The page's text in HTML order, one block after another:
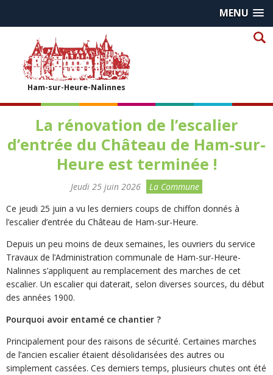
MENU
Ham-sur-Heure-Nalinnes
La rénovation de l’escalier
d’entrée du Château de Ham-sur-
Heure est terminée !
Jeudi 25 juin 2026
La Commune
Ce jeudi 25 juin a vu les derniers coups de chiffon donnés à
l’escalier d’entrée du Château de Ham-sur-Heure.
Depuis un peu moins de deux semaines, les ouvriers du service
Travaux de l’Administration communale de Ham-sur-Heure-
Nalinnes s’appliquent au remplacement des marches de cet
escalier. Un escalier qui daterait, selon diverses sources, du début
des années 1900.
Pourquoi avoir entamé ce chantier ?
Principalement pour des raisons de sécurité. Certaines marches
de l’ancien escalier étaient désolidarisées des autres ou
simplement cassées. Ces derniers temps, plusieurs chutes ont été